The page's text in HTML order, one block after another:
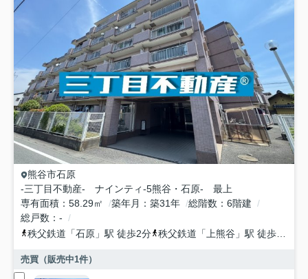
熊谷市石原
-三丁目不動産- ナインティ-5熊谷・石原- 最上
専有面積
58.29㎡ 築年月 築31年 総階数
6階建
総戸数
-
秩父鉄道 「石原 」駅 徒歩2分 秩父鉄道 「上熊谷 」駅 徒歩18分
売買（販売中1件）